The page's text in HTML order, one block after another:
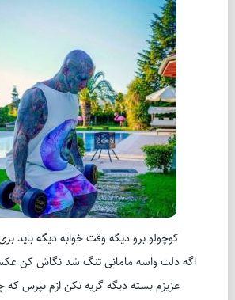
کوچولو برو دیگه وقت خوابه دیگه باید
اگه دلت واسه مامانی تنگ شد نگاش کن
عزیزم بسته دیگه گریه نکن ازم نپرس که